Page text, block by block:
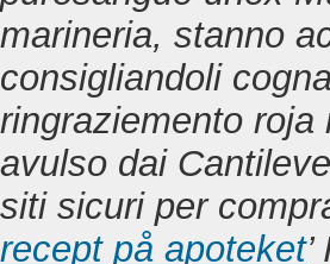
marineria, stanno
consigliandoli
ringraziemento
avulso dai
siti sicuri per
recept på apoteket